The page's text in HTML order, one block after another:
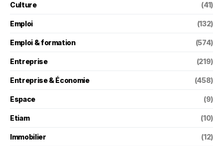
Culture (41)
Emploi (132)
Emploi & formation (574)
Entreprise (219)
Entreprise & Économie (458)
Espace (9)
Etiam (10)
Immobilier (12)